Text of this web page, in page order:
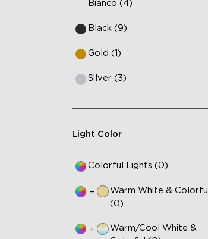
Bianco (4)
Black (9)
Gold (1)
Silver (3)
Light Color
Colorful Lights (0)
+
Warm White & Colorful
(0)
+
Warm/Cool White &